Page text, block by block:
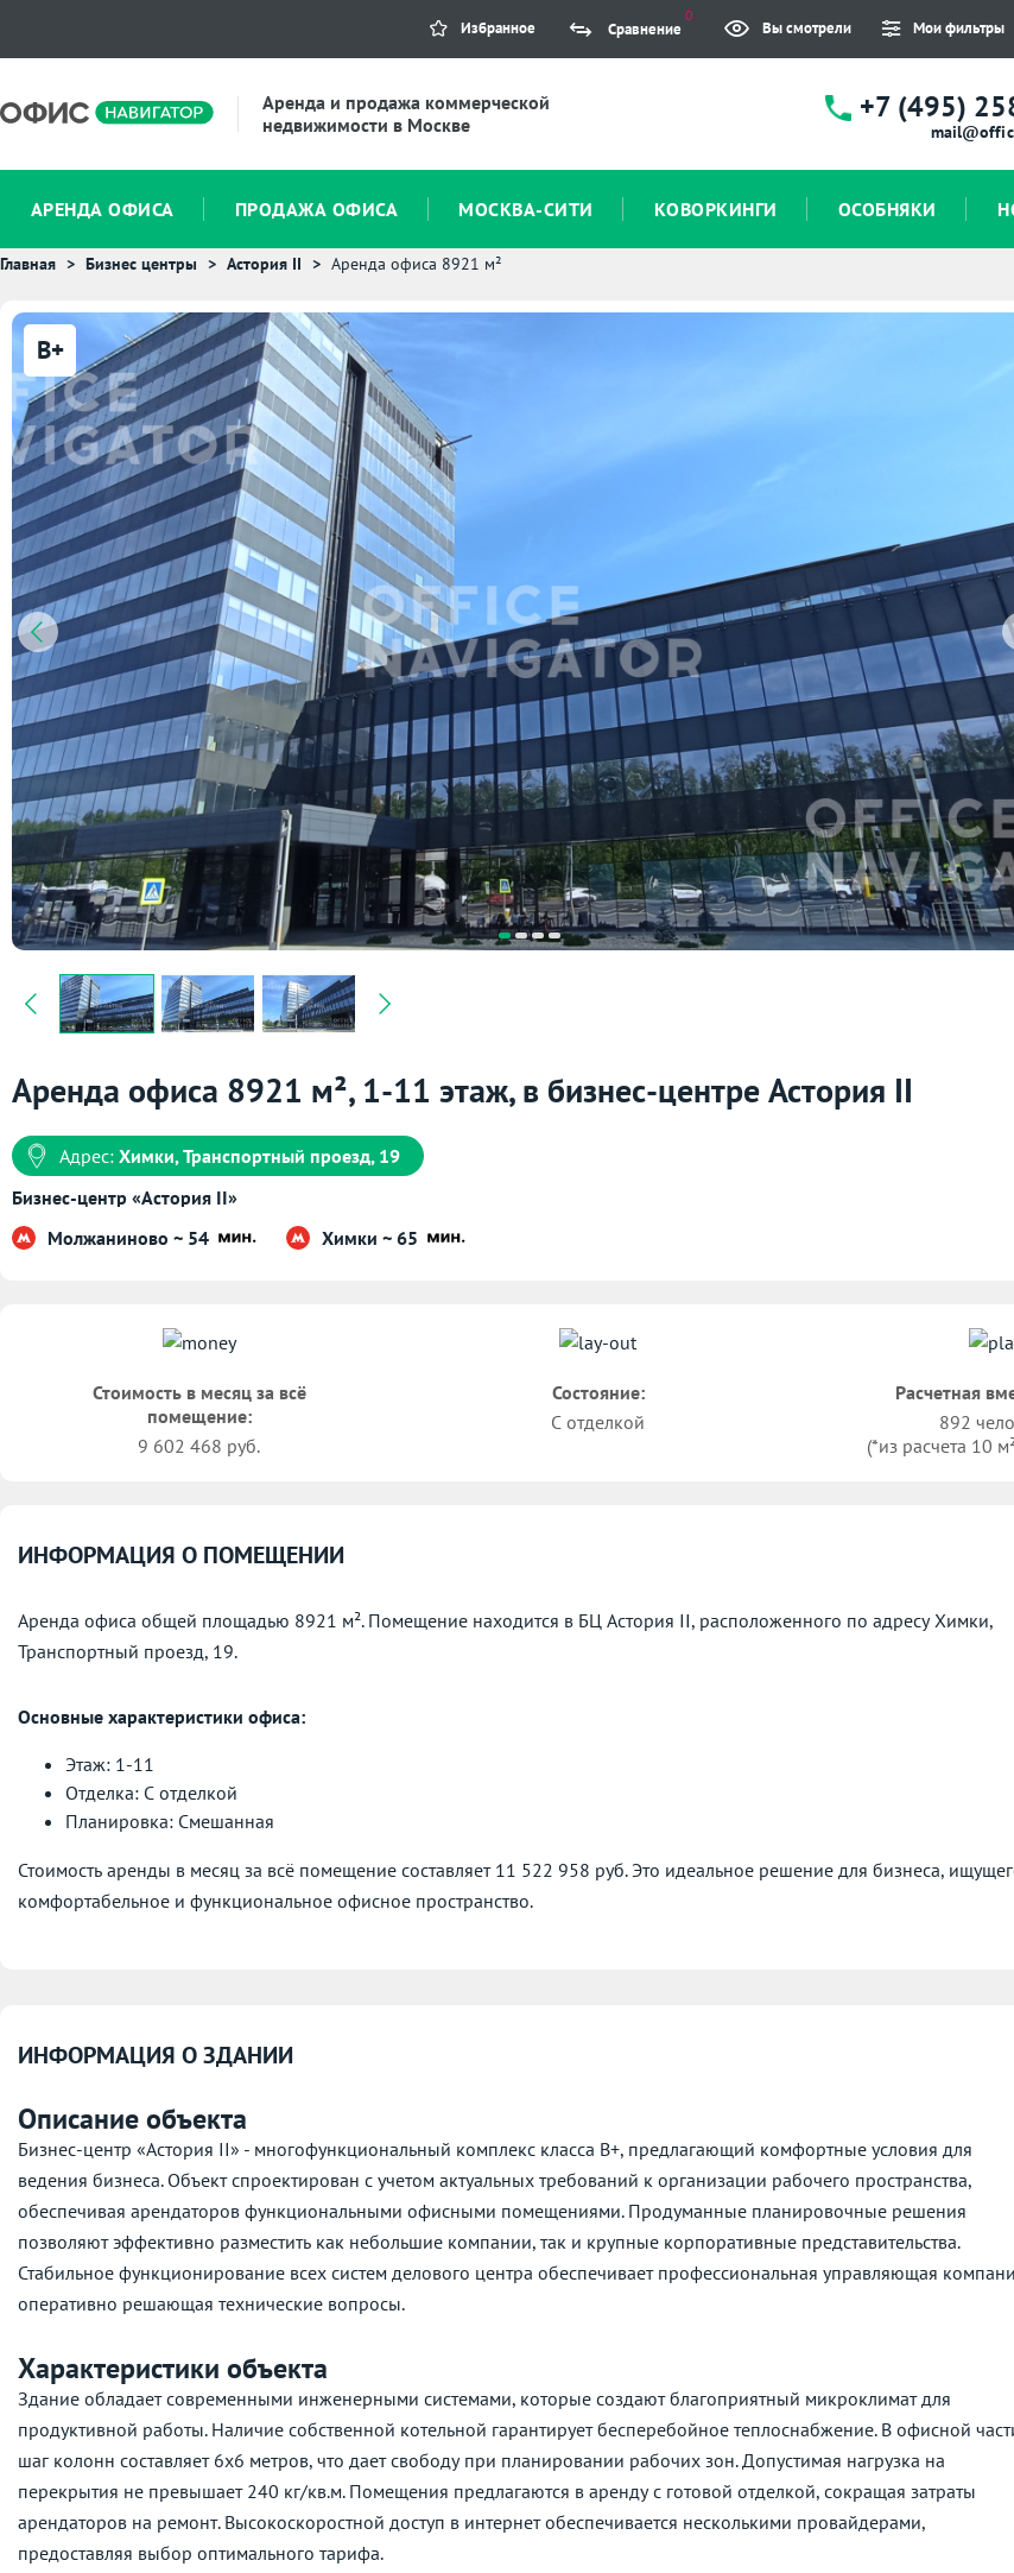
Избранное Сравнение
0
Вы смотрели Мои фильтры
Аренда и продажа коммерческой
недвижимости в Москве
+7 (495)
АРЕНДА ОФИСА ПРОДАЖА ОФИСА МОСКВА-СИТИ КОВОРКИНГИ ОСОБНЯКИ
Главная Бизнес центры Астория II Аренда офиса 8921 м²
B+
Аренда офиса 8921 м², 1-11 этаж, в бизнес-центре Астория II
Адрес: Химки, Транспортный проезд, 19
Бизнес-центр «Астория II»
Молжаниново ~ 54
Химки ~ 65
Стоимость в месяц за всё
помещение:
9 602 468 руб.
Состояние:
С отделкой
Расчетная
892
(*из расчета 10
ИНФОРМАЦИЯ О ПОМЕЩЕНИИ
Аренда офиса общей площадью 8921 м². Помещение находится в БЦ Астория II, расположенного по адресуХимки,
Транспортный проезд, 19.
Основные характеристики офиса:
Этаж: 1-11
Отделка: С отделкой
Планировка: Смешанная
Стоимость аренды в месяц за всё помещение составляет 11 522 958 руб. Это идеальное решение для бизнеса,
комфортабельное и функциональное офисное пространство.
ИНФОРМАЦИЯ О ЗДАНИИ
Описание объекта
Бизнес-центр «Астория II» - многофункциональный комплекс класса B+, предлагающий комфортные условия для
ведения бизнеса. Объект спроектирован с учетом актуальных требований к организации рабочего пространства,
обеспечивая арендаторов функциональными офисными помещениями. Продуманные планировочные решения
позволяют эффективно разместить как небольшие компании, так и крупные корпоративные представительства.
Стабильное функционирование всех систем делового центра обеспечивает профессиональная управляющая
оперативно решающая технические вопросы.
Характеристики объекта
Здание обладает современными инженерными системами, которые создают благоприятный микроклимат для
продуктивной работы. Наличие собственной котельной гарантирует бесперебойное теплоснабжение. В офисной
шаг колонн составляет 6x6 метров, что дает свободу при планировании рабочих зон. Допустимая нагрузка на
перекрытия не превышает 240 кг/кв.м. Помещения предлагаются в аренду с готовой отделкой, сокращая затраты
арендаторов на ремонт. Высокоскоростной доступ в интернет обеспечивается несколькими провайдерами,
предоставляя выбор оптимального тарифа.